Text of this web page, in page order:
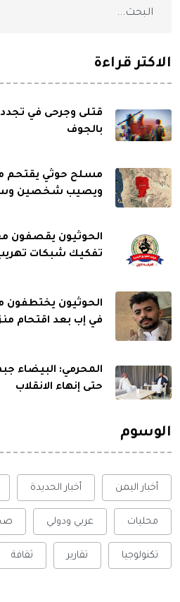
الاكثر قراءة
قتلى وجرحى في تجدد
بالجوف
مسلح حوثي يقتحم
ويصيب شخصين
الحوثيون
تفكيك شبكات تهريب
الحوثيون يختطفون
في إب بعد اقتحام
المحرمي: البيضاء
حتى إنهاء الانقلاب
الوسوم
أخبار اليمن أخبار الحديدة
محليات عربي ودولي
تكنولوجيا تقارير ثقافة